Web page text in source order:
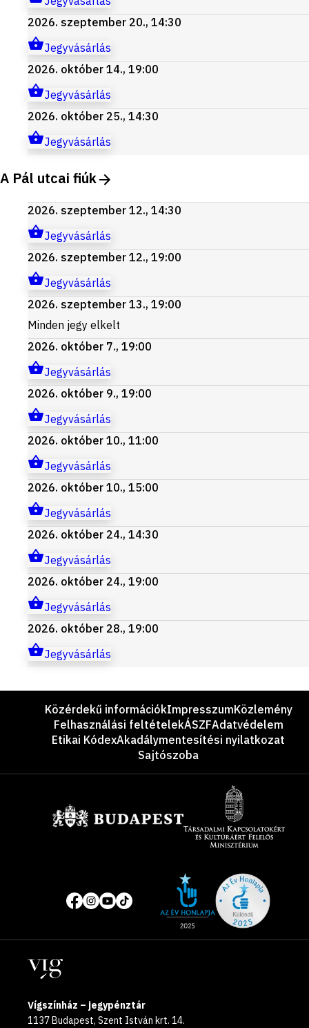
2026. szeptember 20., 14:30
Jegyvásárlás
2026. október 14., 19:00
Jegyvásárlás
2026. október 25., 14:30
Jegyvásárlás
A Pál utcai fiúk
2026. szeptember 12., 14:30
Jegyvásárlás
2026. szeptember 12., 19:00
Jegyvásárlás
2026. szeptember 13., 19:00
Minden jegy elkelt
2026. október 7., 19:00
Jegyvásárlás
2026. október 9., 19:00
Jegyvásárlás
2026. október 10., 11:00
Jegyvásárlás
2026. október 10., 15:00
Jegyvásárlás
2026. október 24., 14:30
Jegyvásárlás
2026. október 24., 19:00
Jegyvásárlás
2026. október 28., 19:00
Jegyvásárlás
LáblécKözérdekű információkImpresszumKözlemény
Felhasználási feltételekÁSZFAdatvédelem
Etikai KódexAkadálymentesítési nyilatkozat
Sajtószoba
Közösségi
média
oldalak
of
year
Helyszínek
Vígszínház – jegypénztár
1137 Budapest, Szent István krt. 14.